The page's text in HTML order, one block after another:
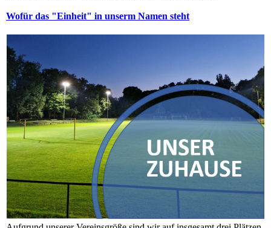
Wofür das "Einheit" in unserm Namen steht